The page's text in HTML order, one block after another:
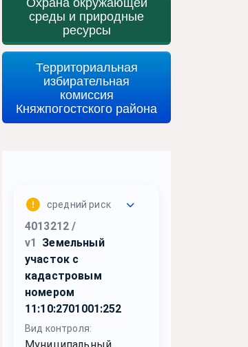
среды и природные
ресурсы
Территориальная
избирательная
комиссия
Княжпогостского района